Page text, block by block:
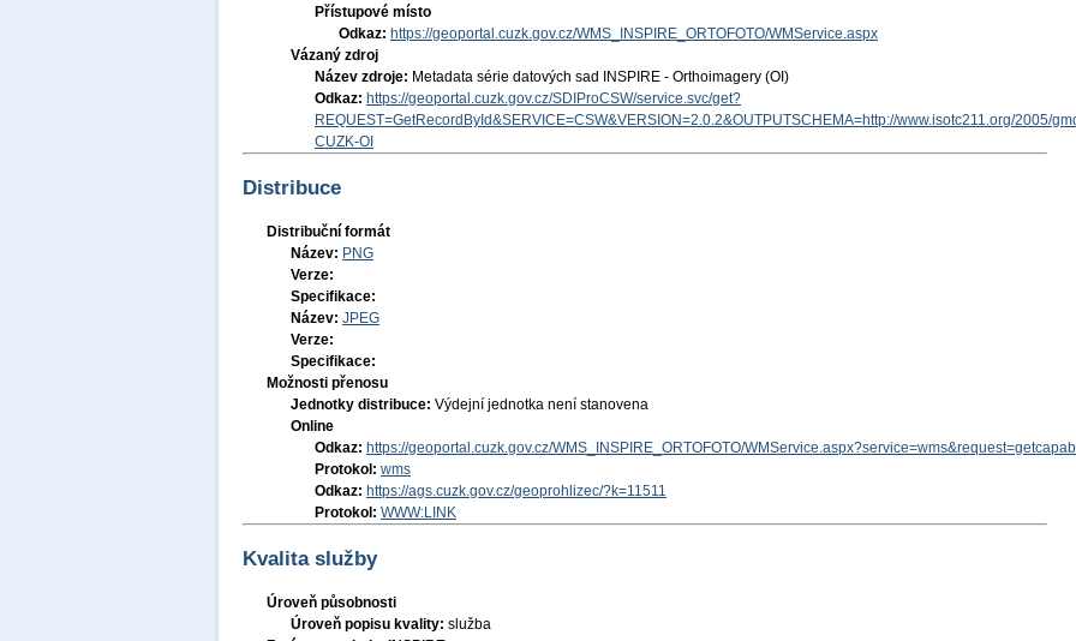
Přístupové místo
Odkaz: https://geoportal.cuzk.gov.cz/WMS_INSPIRE_ORTOFOTO/WMService.aspx
Vázaný zdroj
Název zdroje: Metadata série datových sad INSPIRE - Orthoimagery (OI)
Odkaz: https://geoportal.cuzk.gov.cz/SDIProCSW/service.svc/get?
REQUEST=GetRecordById&SERVICE=CSW&VERSION=2.0.2&OUTPUTSCHEMA=http://www.isotc211.org/2005/
CUZK-OI
Distribuce
Distribuční formát
Název: PNG
Verze:
Specifikace:
Název: JPEG
Verze:
Specifikace:
Možnosti přenosu
Jednotky distribuce: Výdejní jednotka není stanovena
Online
Odkaz: https://geoportal.cuzk.gov.cz/WMS_INSPIRE_ORTOFOTO/
Protokol: wms
Odkaz: https://ags.cuzk.gov.cz/geoprohlizec/?k=11511
Protokol: WWW:LINK
Kvalita služby
Úroveň působnosti
Úroveň popisu kvality: služba